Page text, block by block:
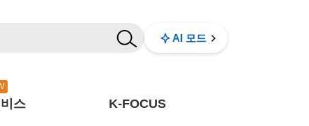
AI 모드
스 K-FOCUS